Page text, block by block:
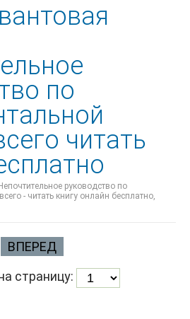
по
читать
руководство по
- читать книгу онлайн бесплатно,
ВПЕРЕД
страницу: